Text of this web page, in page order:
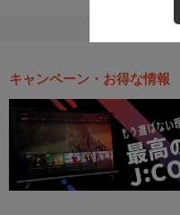
キャンペーン・お得な情報